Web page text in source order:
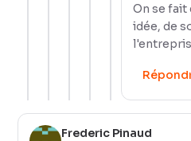
On se fait
idée, de
Frederic Pinaud